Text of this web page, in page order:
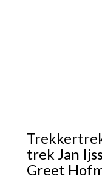
trek Jan
Greet